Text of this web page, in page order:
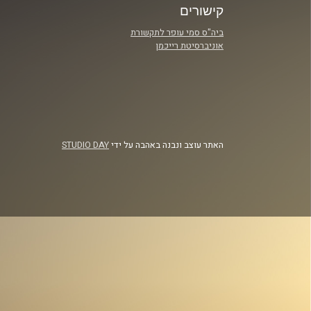
קישורים
ביה"ס סמי עופר לתקשורת
אוניברסיטת רייכמן
האתר עוצב ונבנה באהבה על ידיSTUDIO DAY